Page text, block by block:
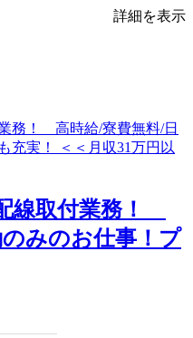
詳細を表示
線取付業務！
みのお仕事！プ